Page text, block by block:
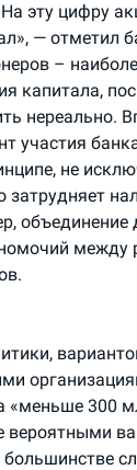
эту цифру
— отметил
–
капитала,
нереально.
участия
не
затрудняет
объединение
между
«меньше 300
вероятными